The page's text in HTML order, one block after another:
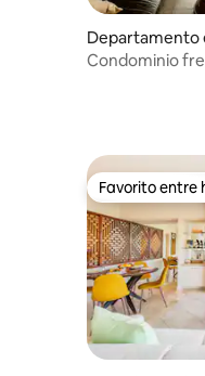
Departamento
Condominio
Favorito entre
Favorito entre